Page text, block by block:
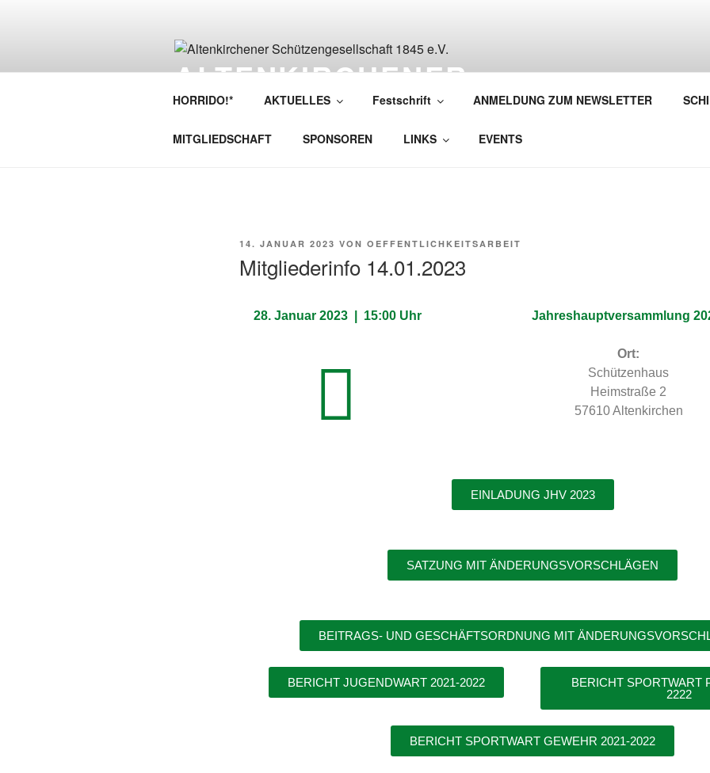
ALTENKIRCHENER
SCHÜTZENGESELLSCHAFT 1845
HORRIDO!* AKTUELLES Festschrift ANMELDUNG ZUM NEWSLETTER
MITGLIEDSCHAFT SPONSOREN LINKS EVENTS
14. JANUAR 2023 VON OEFFENTLICHKEITSARBEIT
Mitgliederinfo 14.01.2023
28. Januar 2023 | 15:00 Uhr Jahreshauptversammlung
Ort:
Schützenhaus
Heimstraße 2
57610 Altenkirchen
EINLADUNG JHV 2023
SATZUNG MIT ÄNDERUNGSVORSCHLÄGEN
BEITRAGS- UND GESCHÄFTSORDNUNG MIT
BERICHT JUGENDWART 2021-2022
BERICHT SPORTWART
2222
BERICHT SPORTWART GEWEHR 2021-2022